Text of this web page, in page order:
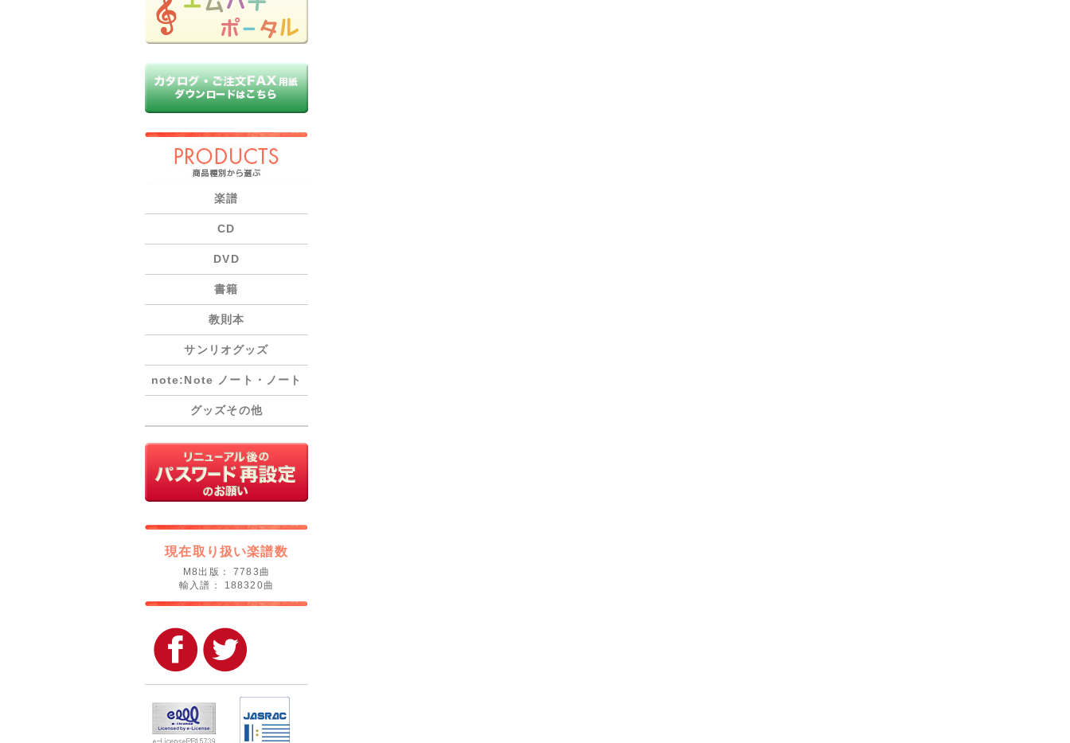
楽譜
CD
DVD
書籍
教則本
サンリオグッズ
note:Note ノート・ノート
グッズその他
現在取り扱い楽譜数
M8出版： 7783曲
輸入譜： 188320曲